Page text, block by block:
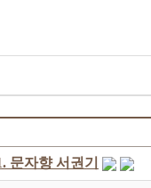
문자향 서권기